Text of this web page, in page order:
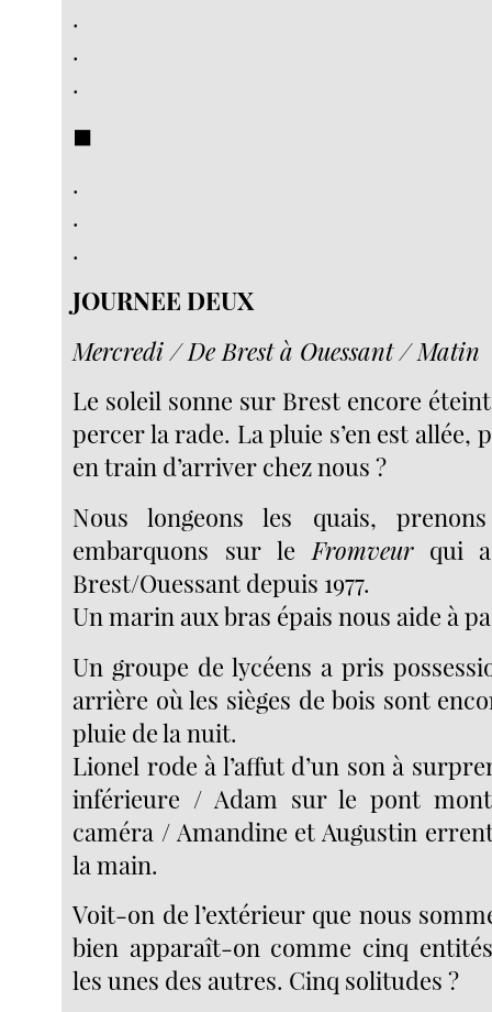
.
.
.
◼︎
.
.
.
JOURNEE DEUX
Mercredi / De Brest à Ouessant / Matin
Le soleil sonne sur Brest encore
percer la rade. La pluie s’en est
en train d’arriver chez nous ?
Nous longeons les quais,
embarquons sur le Fromveurqui
Brest/Ouessant depuis 1977.
Un marin aux bras épais nous aide à
Un groupe de lycéens a pris
arrière où les sièges de bois sont
pluie de la nuit.
Lionel rode à l’affut d’un son à
inférieure / Adam sur le pont
caméra / Amandine et Augustin
la main.
Voit-on de l’extérieur que nous
bien apparaît-on comme cinq
les unes des autres. Cinq solitudes ?